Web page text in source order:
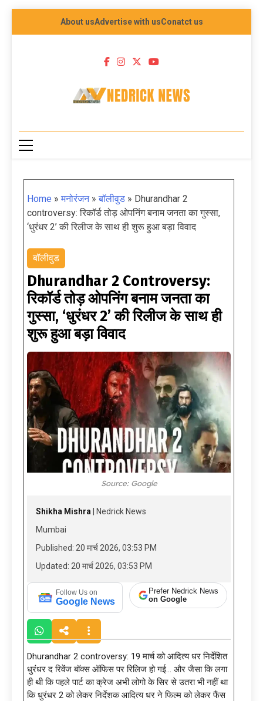
About usAdvertise with usConatct us
NEDRICK NEWS
Home »मनोरंजन»बॉलीवुड » Dhurandhar 2
controversy: रिकॉर्ड तोड़ ओपनिंग बनाम जनता का गुस्सा,
‘धुरंधर 2’ की रिलीज के साथ ही शुरू हुआ बड़ा विवाद
बॉलीवुड
Dhurandhar 2 Controversy:
रिकॉर्ड तोड़ ओपनिंग बनाम जनता का
गुस्सा, ‘धुरंधर 2’ की रिलीज के साथ ही
शुरू हुआ बड़ा विवाद
Source: Google
Shikha Mishra | Nedrick News
Mumbai
Published: 20 मार्च 2026, 03:53 PM
Updated: 20 मार्च 2026, 03:53 PM
Follow Us on
Google News
Prefer Nedrick News
on Google
Dhurandhar 2 controversy: 19 मार्च को आदित्य धर निर्देशित
धुरंधर द रिवेंज बॉक्स ऑफिस पर रिलिज हो गई… और जैसा कि लगा
ही थी कि पहले पार्ट का क्रेज अभी लोगो के सिर से उतरा भी नहीं था
कि धुरंधर 2 को लेकर निर्देशक आदित्य धर ने फिल्म को लेकर फैंस